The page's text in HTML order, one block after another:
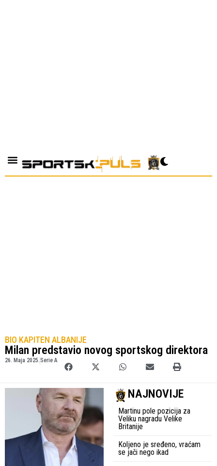
BIO KAPITEN ALBANIJE
Milan predstavio novog sportskog direktora
26. Maja 2025.Serie A
NAJNOVIJE
Martinu pole pozicija za
Veliku nagradu Velike
Britanije
Koljeno je sređeno, vraćam
se jači nego ikad